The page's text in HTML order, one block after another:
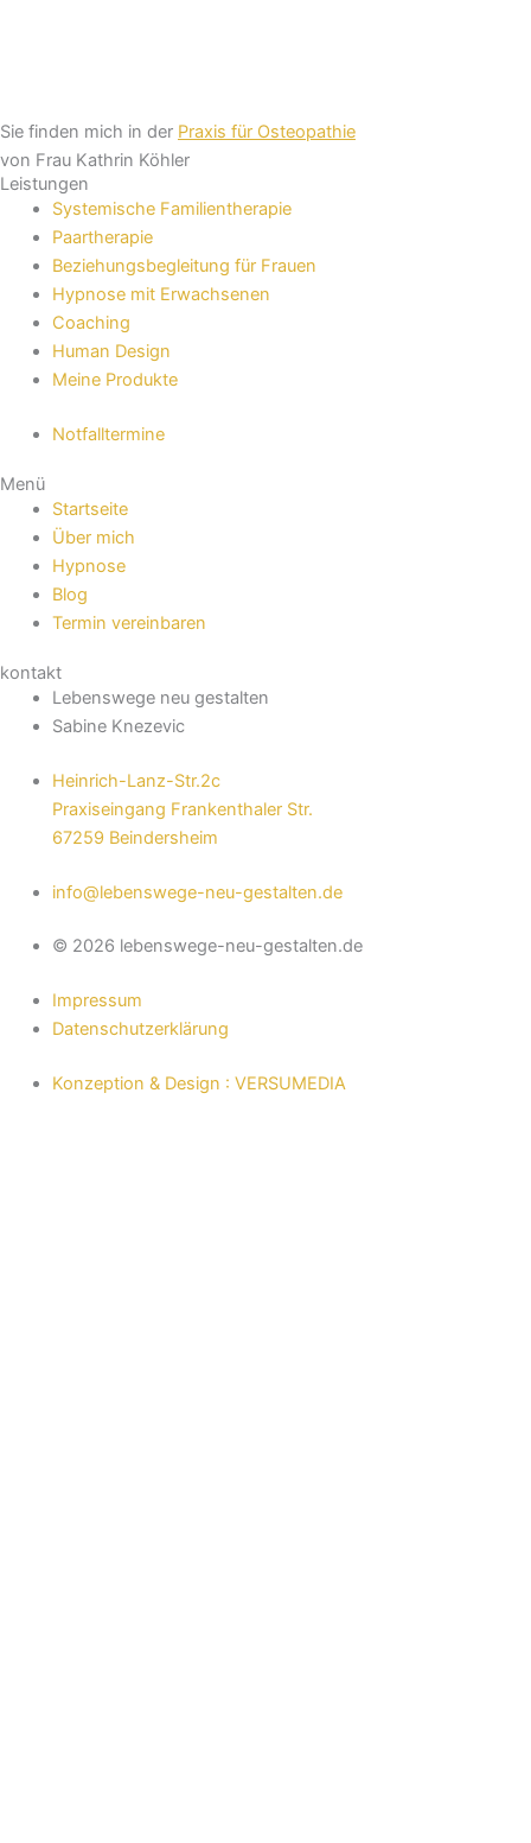
Sie finden mich in der Praxis für Osteopathie
von Frau Kathrin Köhler
Leistungen
Systemische Familientherapie
Paartherapie
Beziehungsbegleitung für Frauen
Hypnose mit Erwachsenen
Coaching
Human Design
Meine Produkte
Notfalltermine
Menü
Startseite
Über mich
Hypnose
Blog
Termin vereinbaren
kontakt
Lebenswege neu gestalten
Sabine Knezevic
Heinrich-Lanz-Str.2c
Praxiseingang Frankenthaler Str.
67259 Beindersheim
info@lebenswege-neu-gestalten.de
© 2026 lebenswege-neu-gestalten.de
Impressum
Datenschutzerklärung
Konzeption & Design : VERSUMEDIA